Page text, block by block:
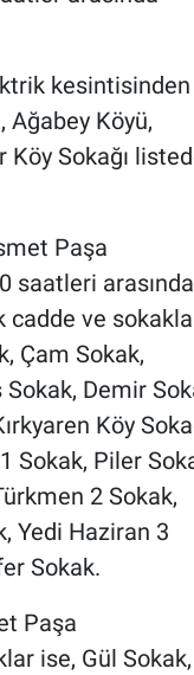
kesintisinden
Ağabey Köyü,
Sokağı
Paşa
saatleri arasında
ve
Çam Sokak,
Demir
Köy
Sokak, Piler
2 Sokak,
Yedi Haziran 3
Sokak.
Paşa
ise, Gül Sokak,